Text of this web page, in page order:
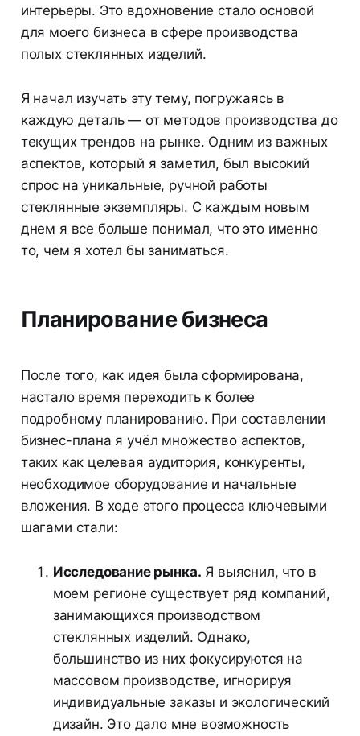
интерьеры. Это вдохновение стало основой
для моего бизнеса в сфере производства
полых стеклянных изделий.
Я начал изучать эту тему, погружаясь в
каждую деталь — от методов производства до
текущих трендов на рынке. Одним из важных
аспектов, который я заметил, был высокий
спрос на уникальные, ручной работы
стеклянные экземпляры. С каждым новым
днем я все больше понимал, что это именно
то, чем я хотел бы заниматься.
Планирование бизнеса
После того, как идея была сформирована,
настало время переходить к более
подробному планированию. При составлении
бизнес-плана я учёл множество аспектов,
таких как целевая аудитория, конкуренты,
необходимое оборудование и начальные
вложения. В ходе этого процесса ключевыми
шагами стали:
Исследование рынка. Я выяснил, что в
моем регионе существует ряд компаний,
занимающихся производством
стеклянных изделий. Однако,
большинство из них фокусируются на
массовом производстве, игнорируя
индивидуальные заказы и экологический
дизайн. Это дало мне возможность